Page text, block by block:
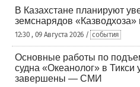
В Казахстане планируют
земснарядов «Казводхоза»
12:30 , 09 Августа 2026 / события
Основные работы по
судна «Океанолог» в Тикси
завершены — СМИ